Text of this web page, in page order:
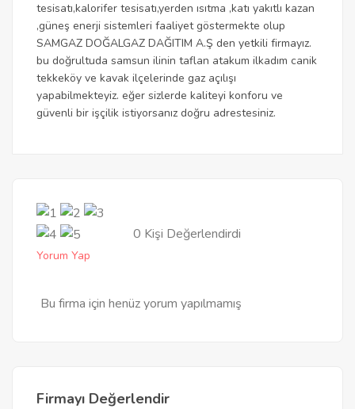
tesisatı,kalorifer tesisatı,yerden ısıtma ,katı yakıtlı kazan
,güneş enerji sistemleri faaliyet göstermekte olup
SAMGAZ DOĞALGAZ DAĞITIM A.Ş den yetkili firmayız.
bu doğrultuda samsun ilinin taflan atakum ilkadım canik
tekkeköy ve kavak ilçelerinde gaz açılışı
yapabilmekteyiz. eğer sizlerde kaliteyi konforu ve
güvenli bir işçilik istiyorsanız doğru adrestesiniz.
0 Kişi Değerlendirdi
Yorum Yap
Bu firma için henüz yorum yapılmamış
Firmayı Değerlendir